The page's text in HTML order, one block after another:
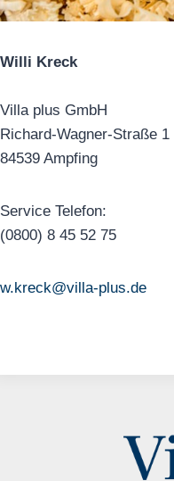
Willi Kreck
Villa plus GmbH
Richard-Wagner-Straße 1
84539 Ampfing
Service Telefon:
(0800) 8 45 52 75
w.kreck@villa-plus.de